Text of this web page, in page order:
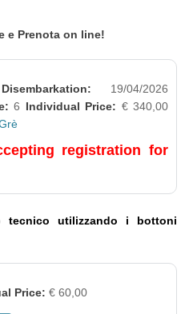
e Prenota on line!
Disembarkation: 19/04/2026
6 Individual Price: € 340,00
registration for
tecnico utilizzando i bottoni
Price: € 60,00